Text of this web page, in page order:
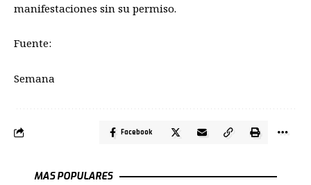
manifestaciones sin su permiso.
Fuente:
Semana
Facebook
MAS POPULARES